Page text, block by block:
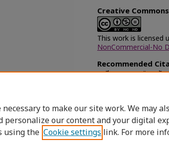
Creative
This work is licensed
NonCommercial-No
Recommended
ธานี, จารุวรรณ, "การพัฒ
to make our site work. We may
personalize our content and your digital
using the Cookie settings link. For more